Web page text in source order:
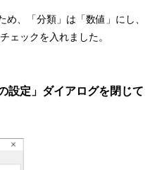
、「分類」は「数値」にし、
ェックを入れました。
設定」ダイアログを閉じて